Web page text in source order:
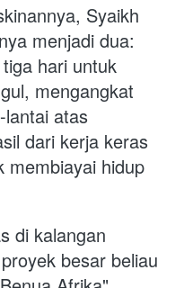
Syaikh
menjadi dua:
hari untuk
mengangkat
atas
dari kerja keras
membiayai hidup
di kalangan
besar beliau